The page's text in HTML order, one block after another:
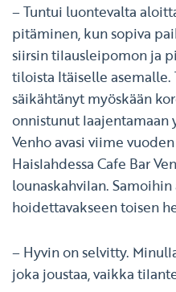
– Tuntui luontevalta
pitäminen, kun sopiva
siirsin tilausleipomon ja
tiloista Itäiselle asemalle.
säikähtänyt myöskään
onnistunut laajentamaan
Venho avasi viime
Haislahdessa Cafe Bar
lounaskahvilan.
hoidettavakseen toisen
– Hyvin on selvitty.
joka joustaa, vaikka